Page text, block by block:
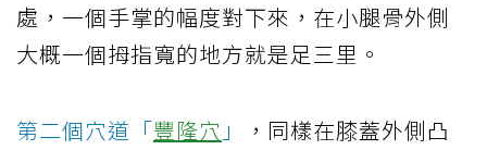
處，一個手掌的幅度對下來，在小腿骨外側
大概一個拇指寬的地方就是足三里。
第二個穴道「豐隆穴 」
，同樣在膝蓋外側凸